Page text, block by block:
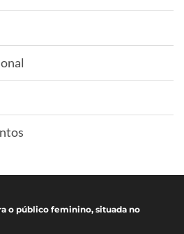
o público feminino, situada no